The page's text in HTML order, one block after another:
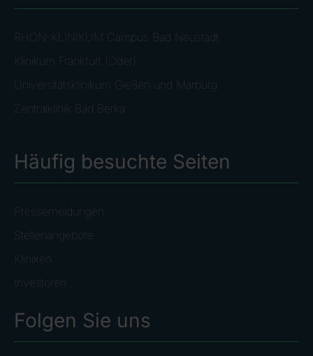
RHÖN-KLINIKUM Campus Bad Neustadt
Klinikum Frankfurt (Oder)
Universitätsklinikum Gießen und Marburg
Zentralklinik Bad Berka
Häufig besuchte Seiten
Pressemeldungen
Stellenangebote
Kliniken
Investoren
Folgen Sie uns